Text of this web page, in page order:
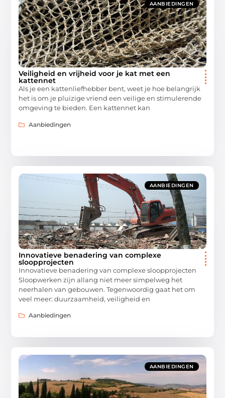
AANBIEDINGEN
Veiligheid en vrijheid voor je kat met een
kattennet
Als je een kattenliefhebber bent, weet je hoe belangrijk
het is om je pluizige vriend een veilige en stimulerende
omgeving te bieden. Een kattennet kan
Aanbiedingen
AANBIEDINGEN
Innovatieve benadering van complexe
sloopprojecten
Innovatieve benadering van complexe sloopprojecten
Sloopwerken zijn allang niet meer simpelweg het
neerhalen van gebouwen. Tegenwoordig gaat het om
veel meer: duurzaamheid, veiligheid en
Aanbiedingen
AANBIEDINGEN